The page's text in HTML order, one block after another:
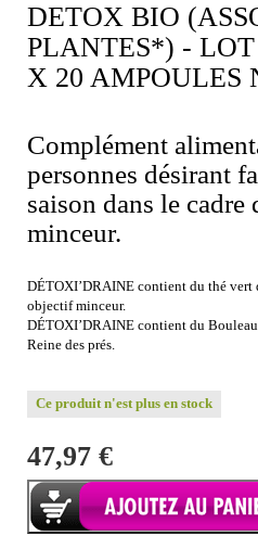
DETOX BIO
PLANTES*) -
X 20 AMPOULES
Complément
personnes désirant
saison dans le cadre
minceur.
DÉTOXI’DRAINE contient du thé vert
objectif minceur.
DÉTOXI’DRAINE contient du
Reine des prés.
Ce produit n'est plus en stock
47,97 €